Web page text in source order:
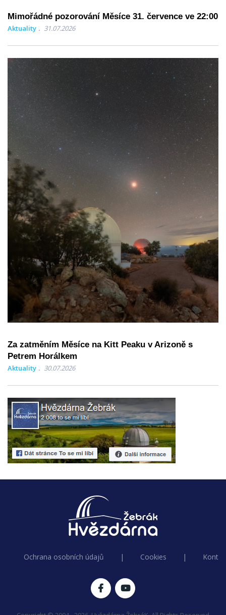
Mimořádné pozorování Měsíce 31. července ve 22:00
Aktuality 31.07.2026
Za zatměním Měsíce na Kitt Peaku v Arizoně s
Petrem Horálkem
Aktuality 30.07.2026
Ochrana osobních údajů | Cookies |